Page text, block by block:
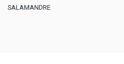
SALAMANDRE